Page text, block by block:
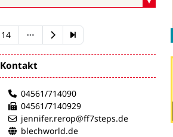
14
Kontakt
04561/714090
04561/7140929
jennifer.rerop@ff7steps.de
blechworld.de